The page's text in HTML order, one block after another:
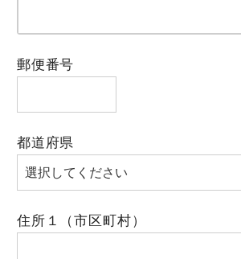
郵便番号
都道府県
住所１（市区町村）